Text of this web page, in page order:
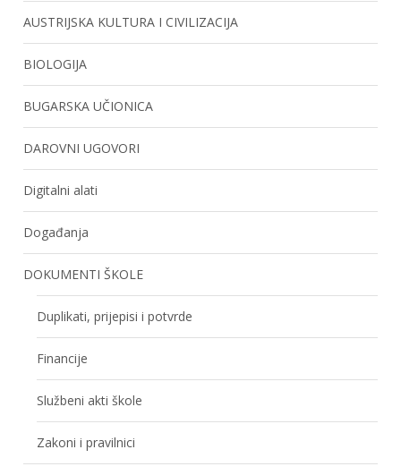
AUSTRIJSKA KULTURA I CIVILIZACIJA
BIOLOGIJA
BUGARSKA UČIONICA
DAROVNI UGOVORI
Digitalni alati
Događanja
DOKUMENTI ŠKOLE
Duplikati, prijepisi i potvrde
Financije
Službeni akti škole
Zakoni i pravilnici